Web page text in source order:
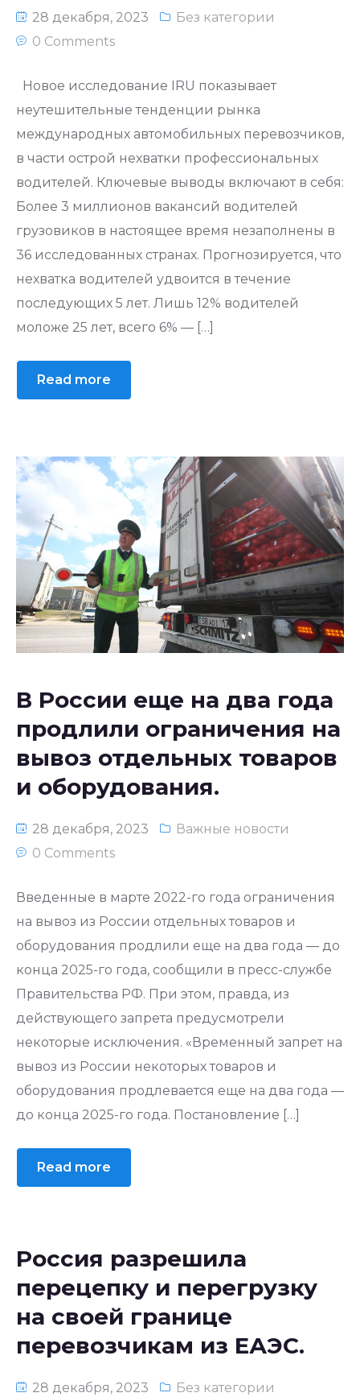
Национальное законодательство
республики Узбекистан
28 декабря, 2023
Без категории
0 Comments
Новое исследование IRU показывает
неутешительные тенденции рынка
международных автомобильных перевозчиков,
в части острой нехватки профессиональных
водителей. Ключевые выводы включают в себя:
Более 3 миллионов вакансий водителей
грузовиков в настоящее время незаполнены в
36 исследованных странах. Прогнозируется, что
нехватка водителей удвоится в течение
последующих 5 лет. Лишь 12% водителей
моложе 25 лет, всего 6% — […]
Read more
В России еще на два года
продлили ограничения на
вывоз отдельных товаров
и оборудования.
28 декабря, 2023
Важные новости
0 Comments
Введенные в марте 2022-го года ограничения
на вывоз из России отдельных товаров и
оборудования продлили еще на два года — до
конца 2025-го года, сообщили в пресс-службе
Правительства РФ. При этом, правда, из
действующего запрета предусмотрели
некоторые исключения. «Временный запрет на
вывоз из России некоторых товаров и
оборудования продлевается еще на два года —
до конца 2025-го года. Постановление […]
Read more
Россия разрешила
перецепку и перегрузку
на своей границе
перевозчикам из ЕАЭС.
28 декабря, 2023
Без категории